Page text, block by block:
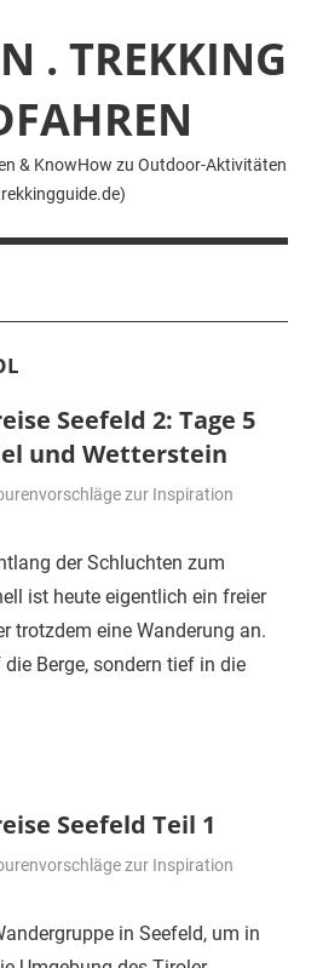
. TREKKING
& KnowHow zu Outdoor-Aktivitäten
Seefeld 2: Tage 5
und Wetterstein
zur Inspiration
der Schluchten zum
ist heute eigentlich ein freier
trotzdem eine Wanderung an.
Berge, sondern tief in die
Seefeld Teil 1
zur Inspiration
in Seefeld, um in